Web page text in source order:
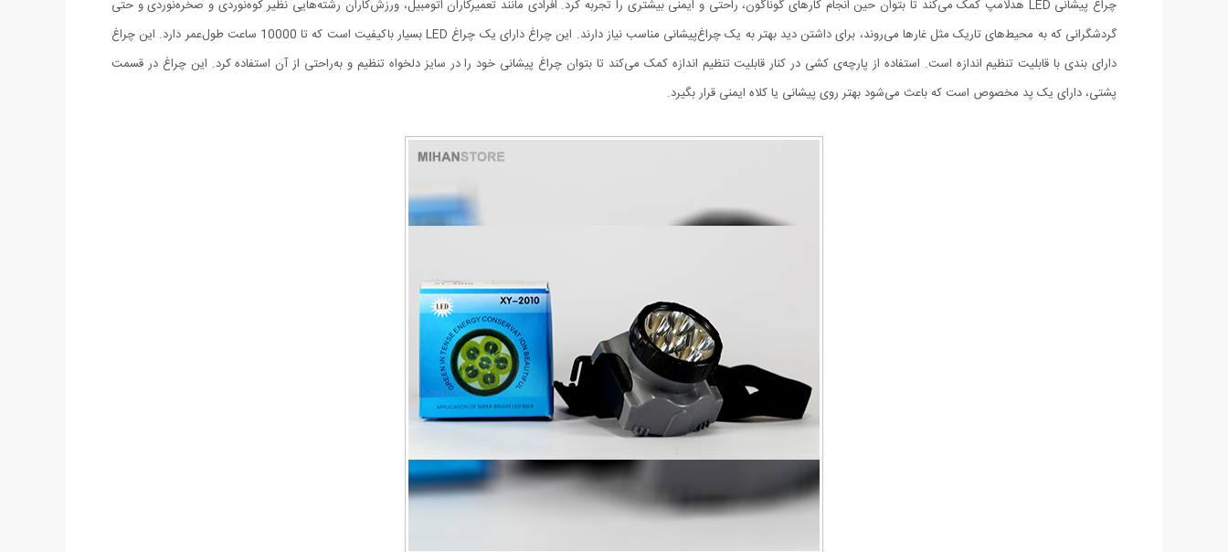
چراغ پیشانی LED هدلامپ کمک می‌کند تا بتوان حین انجام کارهای گوناگون، راحتی و ایمنی بیشتری را تجربه کرد. افرادی مانند تعمیرکاران اتومبیل، ورزش‌کاران رشته‌هایی نظیر کوه‌نوردی و صخره‌نوردی و حتی
گردشگرانی که به محیط‌های تاریک مثل غارها می‌روند، برای داشتن دید بهتر به یک چراغ‌پیشانی‌ مناسب نیاز دارند. این چراغ‌ دارای یک چراغ LED بسیار باکیفیت است که تا 10000 ساعت طول‌عمر دارد. این چراغ
دارای بندی با قابلیت تنظیم‌ اندازه است. استفاده از پارچه‌ی کشی در کنار قابلیت تنظیم اندازه‌ کمک می‌کند تا بتوان چراغ پیشانی خود را در سایز دلخواه تنظیم و به‌راحتی از آن استفاده کرد. این چراغ در قسمت
پشتی، دارای یک پد مخصوص است که باعث می‌شود بهتر روی پیشانی یا کلاه ایمنی قرار بگیرد.